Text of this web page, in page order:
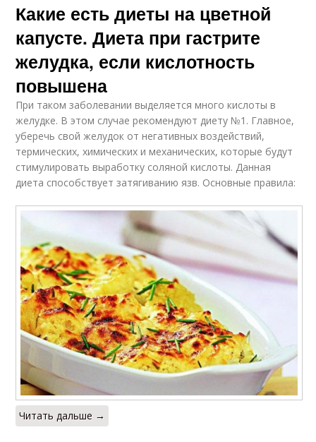
Какие есть диеты на цветной
капусте. Диета при гастрите
желудка, если кислотность
повышена
При таком заболевании выделяется много кислоты в
желудке. В этом случае рекомендуют диету №1. Главное,
уберечь свой желудок от негативных воздействий,
термических, химических и механических, которые будут
стимулировать выработку соляной кислоты. Данная
диета способствует затягиванию язв. Основные правила:
Читать дальше →